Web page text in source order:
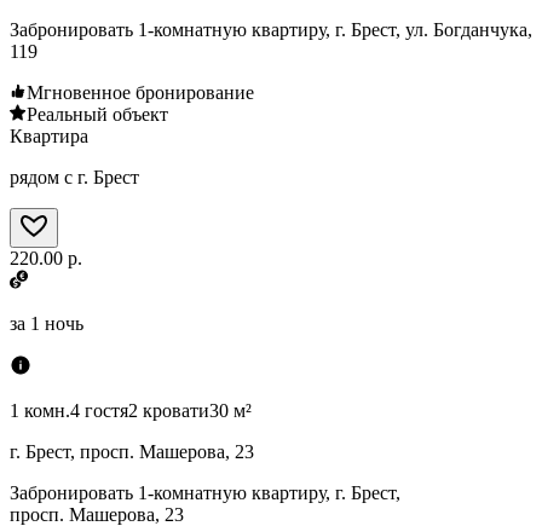
Забронировать 1-комнатную квартиру, г. Брест, ул. Богданчука,
119
Мгновенное бронирование
Реальный объект
Квартира
рядом с г. Брест
220.00 р.
за 1 ночь
1 комн.4 гостя2 кровати30 м²
г. Брест, просп. Машерова, 23
Забронировать 1-комнатную квартиру, г. Брест,
просп. Машерова, 23